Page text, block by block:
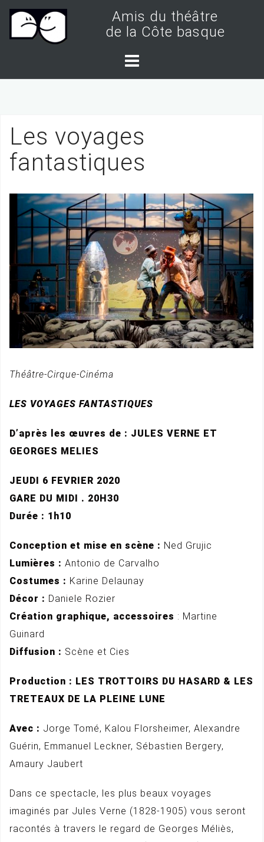
t
Amis du théâtre
de la Côte basque
Les voyages
fantastiques
Théâtre-Cirque-Cinéma
LES VOYAGES FANTASTIQUES
D’après les œuvres de : JULES VERNE ET
GEORGES MELIES
JEUDI 6 FEVRIER 2020
GARE DU MIDI . 20H30
Durée : 1h10
Conception et mise en scène : Ned Grujic
Lumières : Antonio de Carvalho
Costumes : Karine Delaunay
Décor : Daniele Rozier
Création graphique, accessoires : Martine
Guinard
Diffusion : Scène et Cies
Production : LES TROTTOIRS DU HASARD & LES
TRETEAUX DE LA PLEINE LUNE
Avec : Jorge Tomé, Kalou Florsheimer, Alexandre
Guérin, Emmanuel Leckner, Sébastien Bergery,
Amaury Jaubert
Dans ce spectacle, les plus beaux voyages
imaginés par Jules Verne (1828-1905) vous seront
racontés à travers le regard de Georges Méliès,